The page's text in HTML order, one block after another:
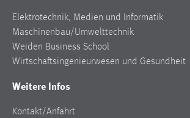
Elektrotechnik, Medien und Informatik
Maschinenbau/Umwelttechnik
Weiden Business School
Wirtschaftsingenieurwesen und Gesundheit
Weitere Infos
Kontakt/Anfahrt